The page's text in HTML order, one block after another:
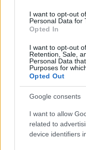
I want to opt-out
Personal Data for
Opted In
I want to opt-out
Retention, Sale,
Personal Data
Purposes for
Opted Out
Google consents
I want to allow
related to
device identifiers
Martina
I nostri